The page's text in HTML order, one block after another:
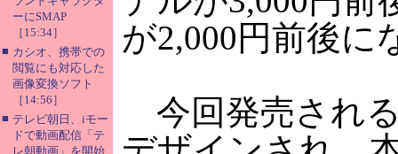
ーにSMAP
［15:34］
■ カシオ、携帯での
閲覧にも対応した
画像変換ソフト
［14:56］
■ テレビ朝日、iモー
ドで動画配信「テ
レ朝動画」を開始
が2,000円前後に
今回発売され